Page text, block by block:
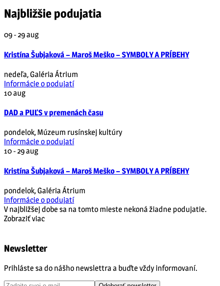
Najbližšie podujatia
09 - 29aug
Kristína Šubjaková – Maroš Meško – SYMBOLY A PRÍBEHY
nedeľa,Galéria Átrium
Informácie o podujatí
10aug
DAD a PUĽS v premenách času
pondelok, Múzeum rusínskej kultúry
Informácie o podujatí
10 - 29aug
Kristína Šubjaková – Maroš Meško – SYMBOLY A PRÍBEHY
pondelok,Galéria Átrium
Informácie o podujatí
V najbližšej dobe sa na tomto mieste nekoná žiadne podujatie.
Zobraziť viac
Newsletter
Prihláste sa do nášho newslettra a buďte vždy informovaní.